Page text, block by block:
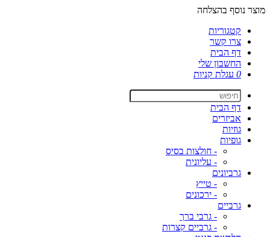
מוצר נוסף בהצלחה
קטגוריות
צרו קשר
דף הבית
החשבון שלי
0 עגלת קניות
דף הבית
אביזרים
גוזיות
גופיות
- חולצות בסיס
- עליונית
גרביונים
- טייץ
- ירכונים
גרביים
- גרבי ברך
- גרביים קצרות